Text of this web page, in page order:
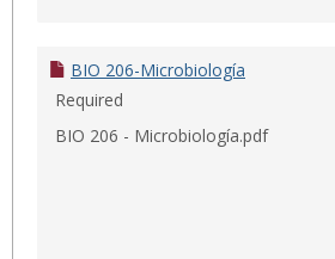
BIO 206-Microbiología
Required
BIO 206 - Microbiología.pdf